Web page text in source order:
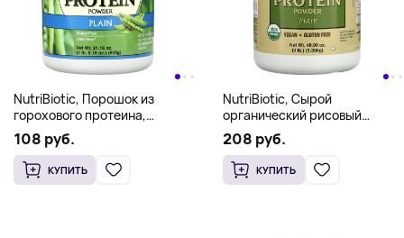
NutriBiotic, Порошок из
горохового протеина,
обычный, 600 г (21,16 унции)
108 руб.
КУПИТЬ
NutriBiotic, Сырой
органический рисовый
протеин, без добавок, 1,36 кг
(3 фунта)
208 руб.
КУПИТЬ